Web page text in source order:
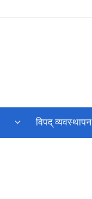
विपद् व्यवस्थापन